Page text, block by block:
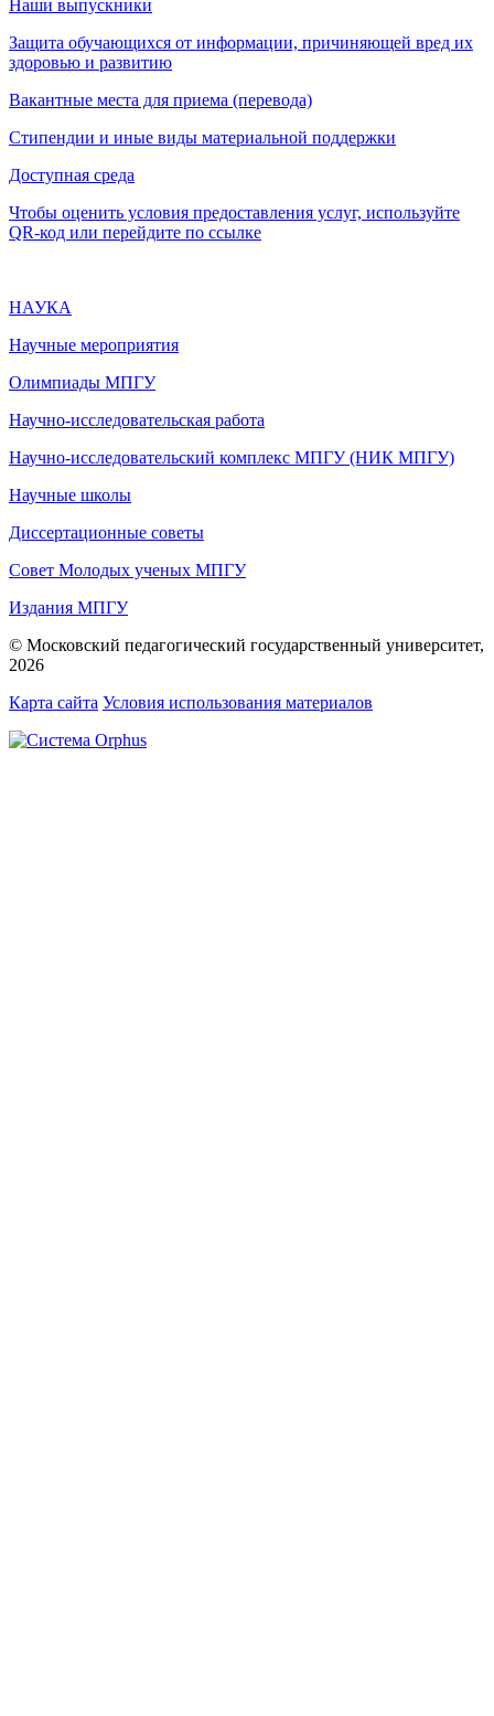
Наши выпускники
Защита обучающихся от информации, причиняющей вред их
здоровью и развитию
Вакантные места для приема (перевода)
Стипендии и иные виды материальной поддержки
Доступная среда
Чтобы оценить условия предоставления услуг, используйте
QR-код или перейдите по ссылке
НАУКА
Научные мероприятия
Олимпиады МПГУ
Научно-исследовательская работа
Научно-исследовательский комплекс МПГУ (НИК МПГУ)
Научные школы
Диссертационные советы
Совет Молодых ученых МПГУ
Издания МПГУ
© Московский педагогический государственный университет,
2026
Карта сайта Условия использования материалов